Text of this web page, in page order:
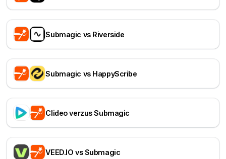
Submagic vs Riverside
Submagic vs HappyScribe
Clideo verzus Submagic
VEED.IO vs Submagic